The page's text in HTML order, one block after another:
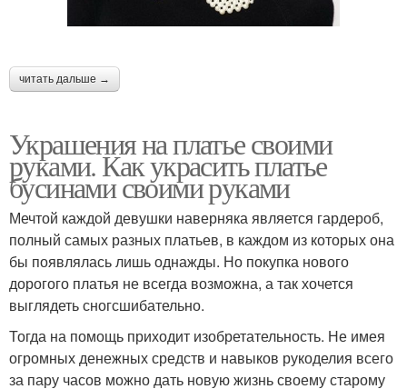
читать дальше →
Украшения на платье своими
руками. Как украсить платье
бусинами своими руками
Мечтой каждой девушки наверняка является гардероб,
полный самых разных платьев, в каждом из которых она
бы появлялась лишь однажды. Но покупка нового
дорогого платья не всегда возможна, а так хочется
выглядеть сногсшибательно.
Тогда на помощь приходит изобретательность. Не имея
огромных денежных средств и навыков рукоделия всего
за пару часов можно дать новую жизнь своему старому